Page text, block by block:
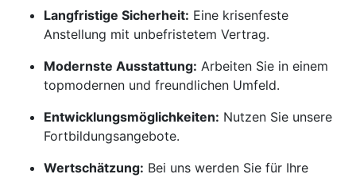
Langfristige Sicherheit: Eine krisenfeste
Anstellung mit unbefristetem Vertrag.
Modernste Ausstattung: Arbeiten Sie in einem
topmodernen und freundlichen Umfeld.
Entwicklungsmöglichkeiten: Nutzen Sie unsere
Fortbildungsangebote.
Wertschätzung: Bei uns werden Sie für Ihre